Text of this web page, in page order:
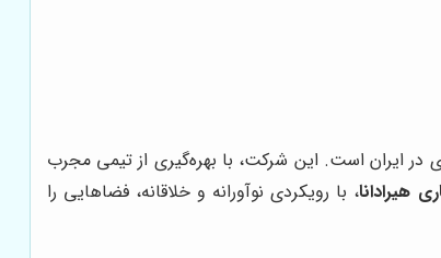
در ایران است. این شرکت، با بهره‌گیری از تیمی مجرب
هیرادانا، با رویکردی نوآورانه و خلاقانه، فضاهایی را